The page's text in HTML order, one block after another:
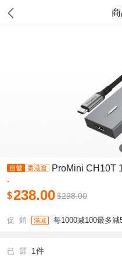
ProMini CH10T
-
$238.00$298.00
促 銷 滿减 每1000减100最多減
已 選 1件